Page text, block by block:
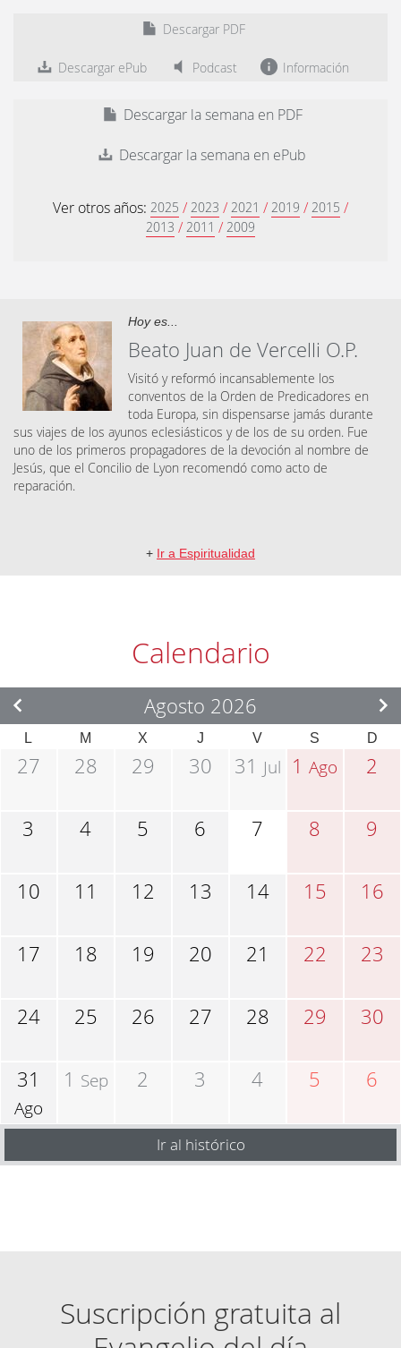
Descargar PDF
Descargar ePub Podcast Información
Descargar la semana en PDF
Descargar la semana en ePub
Ver otros años: 2025 / 2023 / 2021 / 2019 / 2015 /
2013 / 2011 / 2009
Hoy es...
Beato Juan de Vercelli O.P.
Visitó y reformó incansablemente los
conventos de la Orden de Predicadores en
toda Europa, sin dispensarse jamás durante
sus viajes de los ayunos eclesiásticos y de los de su orden. Fue
uno de los primeros propagadores de la devoción al nombre de
Jesús, que el Concilio de Lyon recomendó como acto de
reparación.
+ Ir a Espiritualidad
Calendario
Agosto 2026
L M X J V S D
27 28 29 30 31 Jul 1Ago 2
3 4 5 6 7 8 9
10 11 12 13 14 15 16
17 18 19 20 21 22 23
24 25 26 27 28 29 30
31
Ago
1 Sep 2 3 4 5 6
Ir al histórico
Suscripción gratuita al